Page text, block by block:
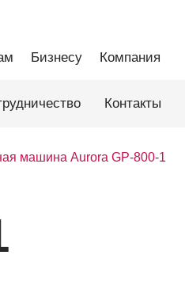
Бизнесу Компания
Контакты
машина Aurora GP-800-1